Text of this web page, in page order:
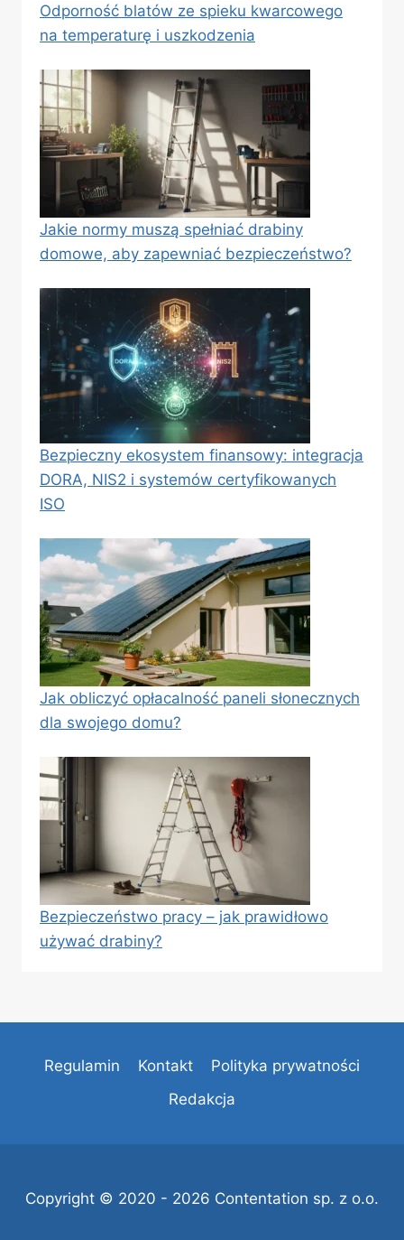
Odporność blatów ze spieku kwarcowego
na temperaturę i uszkodzenia
Jakie normy muszą spełniać drabiny
domowe, aby zapewniać bezpieczeństwo?
Bezpieczny ekosystem finansowy: integracja
DORA, NIS2 i systemów certyfikowanych
ISO
Jak obliczyć opłacalność paneli słonecznych
dla swojego domu?
Bezpieczeństwo pracy – jak prawidłowo
używać drabiny?
Regulamin Kontakt
Polityka prywatności
Redakcja
Copyright © 2020 - 2026 Contentation sp. z o.o.